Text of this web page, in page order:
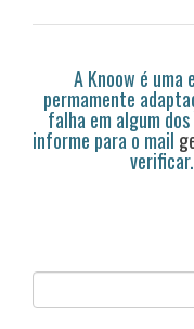
A Knoow é
permamente
falha em algum
informe para o mail